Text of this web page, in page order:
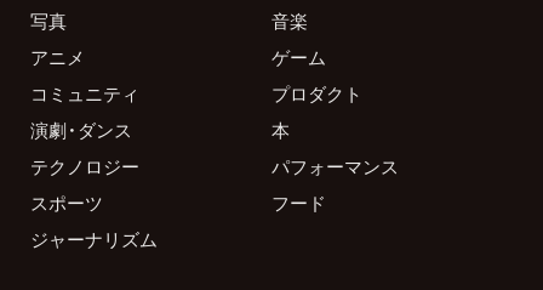
写真
音楽
アニメ
ゲーム
コミュニティ
プロダクト
演劇・ダンス
本
テクノロジー
パフォーマンス
スポーツ
フード
ジャーナリズム